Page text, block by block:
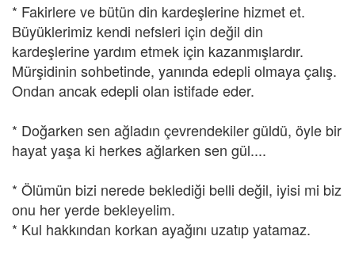
* Fakirlere ve bütün din kardeşlerine hizmet et.
Büyüklerimiz kendi nefsleri için değil din
kardeşlerine yardım etmek için kazanmışlardır.
Mürşidinin sohbetinde, yanında edepli olmaya çalış.
Ondan ancak edepli olan istifade eder.
* Doğarken sen ağladın çevrendekiler güldü, öyle bir
hayat yaşa ki herkes ağlarken sen gül....
* Ölümün bizi nerede beklediği belli değil, iyisi mi biz
onu her yerde bekleyelim.
* Kul hakkından korkan ayağını uzatıp yatamaz.